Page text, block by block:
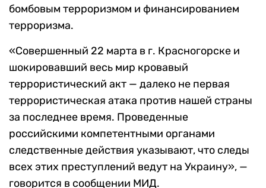
бомбовым терроризмом и финансированием
терроризма.
«Совершенный 22 марта в г. Красногорске и
шокировавший весь мир кровавый
террористический акт — далеко не первая
террористическая атака против нашей страны
за последнее время. Проведенные
российскими компетентными органами
следственные действия указывают, что следы
всех этих преступлений ведут на Украину», —
говорится в сообщении МИД.